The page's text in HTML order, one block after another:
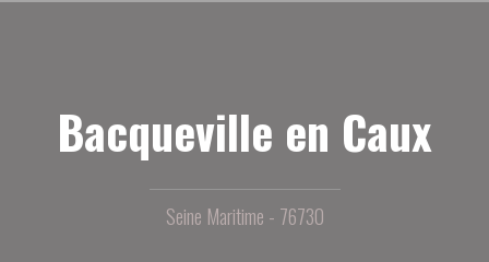
Bacqueville en Caux
Seine Maritime - 76730